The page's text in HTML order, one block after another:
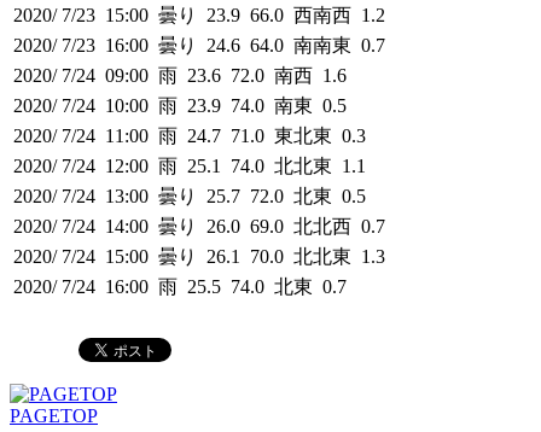
2020/ 7/23 15:00 曇り 23.9 66.0 西南西 1.2
2020/ 7/23 16:00 曇り 24.6 64.0 南南東 0.7
2020/ 7/24 09:00 雨 23.6 72.0 南西 1.6
2020/ 7/24 10:00 雨 23.9 74.0 南東 0.5
2020/ 7/24 11:00 雨 24.7 71.0 東北東 0.3
2020/ 7/24 12:00 雨 25.1 74.0 北北東 1.1
2020/ 7/24 13:00 曇り 25.7 72.0 北東 0.5
2020/ 7/24 14:00 曇り 26.0 69.0 北北西 0.7
2020/ 7/24 15:00 曇り 26.1 70.0 北北東 1.3
2020/ 7/24 16:00 雨 25.5 74.0 北東 0.7
PAGETOP